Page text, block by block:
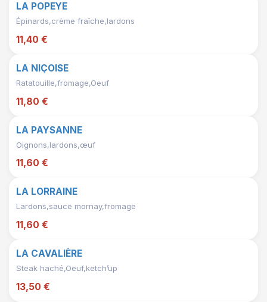
LA POPEYE
Épinards,crème fraîche,lardons
11,40 €
LA NIÇOISE
Ratatouille,fromage,Oeuf
11,80 €
LA PAYSANNE
Oignons,lardons,œuf
11,60 €
LA LORRAINE
Lardons,sauce mornay,fromage
11,60 €
LA CAVALIÈRE
Steak haché,Oeuf,ketch’up
13,50 €